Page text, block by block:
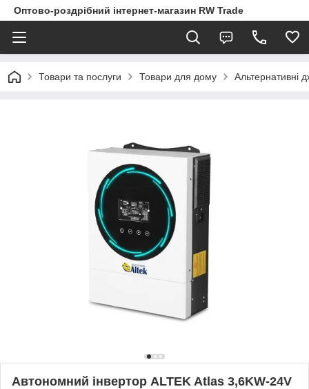
Оптово-роздрібний інтернет-магазин RW Trade
Товари та послуги Товари для дому Альтернативні
Автономний інвертор ALTEK Atlas 3,6KW-24V